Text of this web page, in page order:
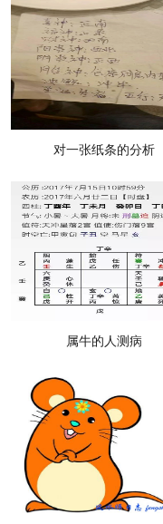
对一张纸条的分析
属牛的人测病